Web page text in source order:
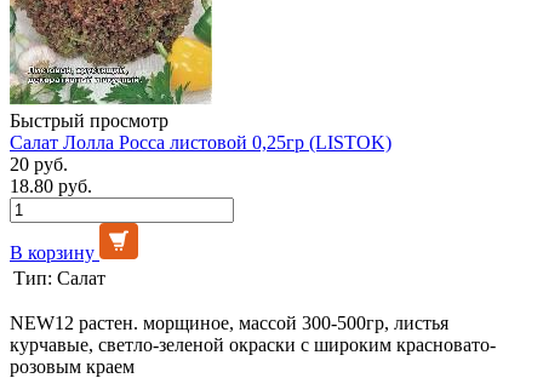
Быстрый просмотр
Салат Лолла Росса листовой 0,25гр (LISTOK)
20 руб.
18.80 руб.
В корзину
Тип: Салат
NEW12 растен. морщиное, массой 300-500гр, листья
курчавые, светло-зеленой окраски с широким красновато-
розовым краем